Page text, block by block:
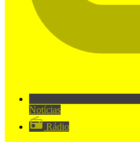
Notícias
Rádio